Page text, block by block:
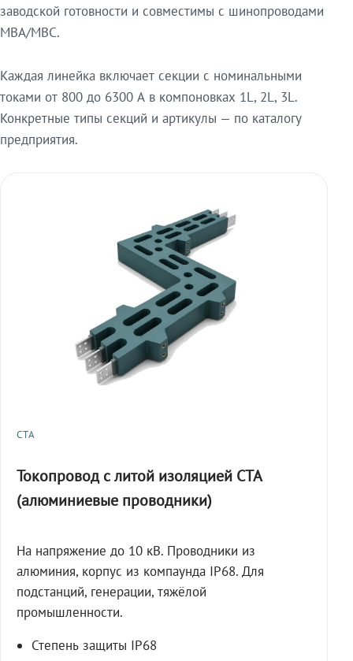
заводской готовности и совместимы с шинопроводами
МВА/МВС.
Каждая линейка включает секции с номинальными
токами от 800 до 6300 А в компоновках 1L, 2L, 3L.
Конкретные типы секций и артикулы — по каталогу
предприятия.
СТА
Токопровод с литой изоляцией СТА
(алюминиевые проводники)
На напряжение до 10 кВ. Проводники из
алюминия, корпус из компаунда IP68. Для
подстанций, генерации, тяжёлой
промышленности.
Степень защиты IP68